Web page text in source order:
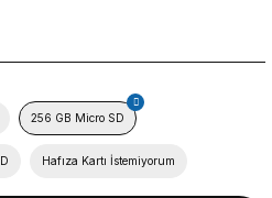
256 GB Micro SD
Hafıza Kartı İstemiyorum